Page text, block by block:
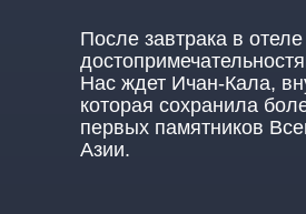
После завтрака в
Нас ждет Ичан-Кала,
которая сохранила
первых памятников
Азии.